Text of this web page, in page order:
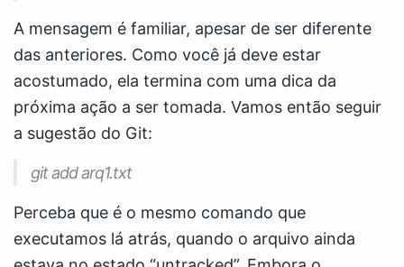
A mensagem é familiar, apesar de ser diferente
das anteriores. Como você já deve estar
acostumado, ela termina com uma dica da
próxima ação a ser tomada. Vamos então seguir
a sugestão do Git:
git add arq1.txt
Perceba que é o mesmo comando que
executamos lá atrás, quando o arquivo ainda